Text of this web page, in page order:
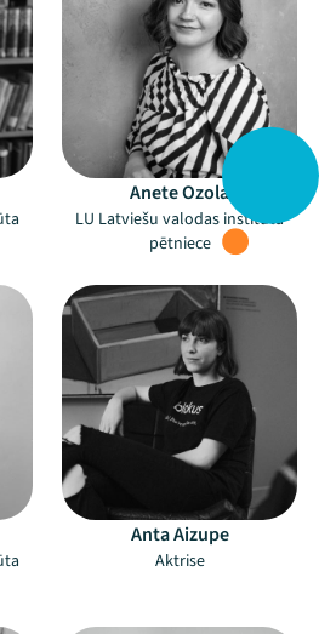
Anete Ozola
LU Latviešu valodas institūta
pētniece
Anta Aizupe
Aktrise